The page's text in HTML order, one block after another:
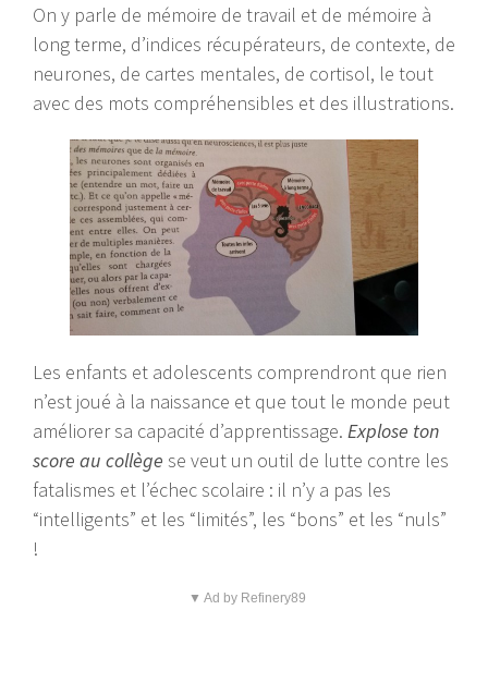
On y parle de mémoire de travail et de mémoire à
long terme, d’indices récupérateurs, de contexte, de
neurones, de cartes mentales, de cortisol, le tout
avec des mots compréhensibles et des illustrations.
Les enfants et adolescents comprendront que rien
n’est joué à la naissance et que tout le monde peut
améliorer sa capacité d’apprentissage. Explose ton
score au collège se veut un outil de lutte contre les
fatalismes et l’échec scolaire : il n’y a pas les
“intelligents” et les “limités”, les “bons” et les “nuls”
!
▼ Ad by Refinery89